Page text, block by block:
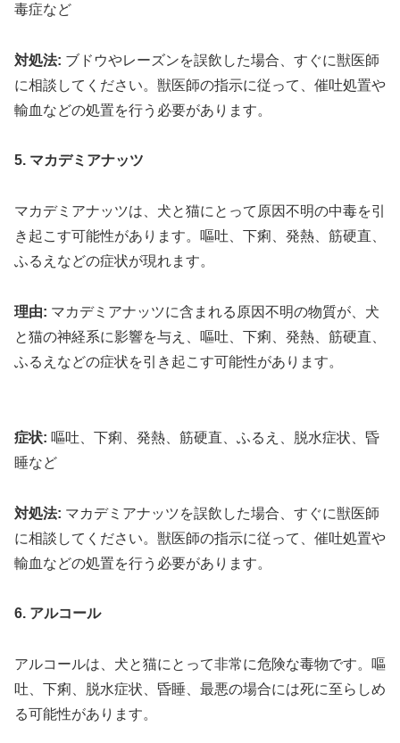
毒症など
対処法: ブドウやレーズンを誤飲した場合、すぐに獣医師
に相談してください。獣医師の指示に従って、催吐処置や
輸血などの処置を行う必要があります。
5. マカデミアナッツ
マカデミアナッツは、犬と猫にとって原因不明の中毒を引
き起こす可能性があります。嘔吐、下痢、発熱、筋硬直、
ふるえなどの症状が現れます。
理由: マカデミアナッツに含まれる原因不明の物質が、犬
と猫の神経系に影響を与え、嘔吐、下痢、発熱、筋硬直、
ふるえなどの症状を引き起こす可能性があります。
症状: 嘔吐、下痢、発熱、筋硬直、ふるえ、脱水症状、昏
睡など
対処法: マカデミアナッツを誤飲した場合、すぐに獣医師
に相談してください。獣医師の指示に従って、催吐処置や
輸血などの処置を行う必要があります。
6. アルコール
アルコールは、犬と猫にとって非常に危険な毒物です。嘔
吐、下痢、脱水症状、昏睡、最悪の場合には死に至らしめ
る可能性があります。